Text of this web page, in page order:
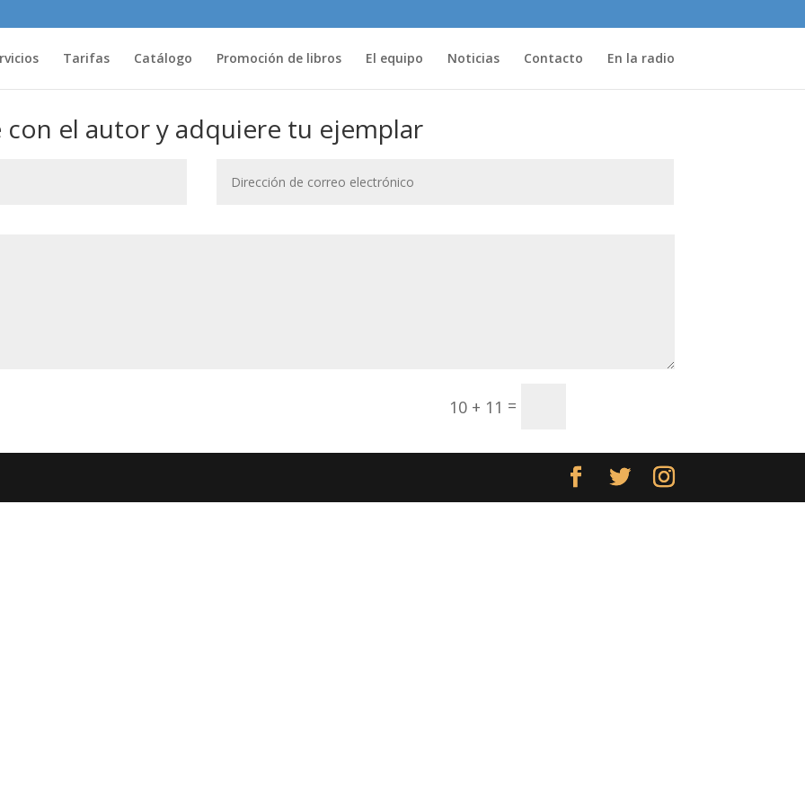
Tarifas Catálogo Promoción de libros El equipo Noticias Contacto En la radio
el autor y adquiere tu ejemplar
10 + 11 =